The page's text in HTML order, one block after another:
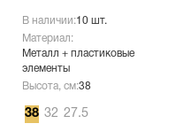
В наличии:10 шт.
Материал:
Металл + пластиковые
элементы
Высота, см:38
38 32 27.5